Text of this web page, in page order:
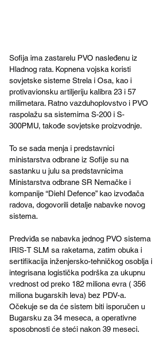
Sofija ima zastarelu PVO nasleđenu iz
Hladnog rata. Kopnena vojska koristi
sovjetske sisteme Strela i Osa, kao i
protivavionsku artiljeriju kalibra 23 i 57
milimetara. Ratno vazduhoplovstvo i PVO
raspolažu sa sistemima S-200 i S-
300PMU, takođe sovjetske proizvodnje.
To se sada menja i predstavnici
ministarstva odbrane iz Sofije su na
sastanku u julu sa predstavnicima
Ministarstva odbrane SR Nemačke i
kompanije “Diehl Defence” kao izvođača
radova, dogovorili detalje nabavke novog
sistema.
Predviđa se nabavka jednog PVO sistema
IRIS-T SLM sa raketama, zatim obuka i
sertifikacija inženjersko-tehničkog osoblja i
integrisana logistička podrška za ukupnu
vrednost od preko 182 miliona evra ( 356
miliona bugarskih leva) bez PDV-a.
Očekuje se da će sistem biti isporučen u
Bugarsku za 34 meseca, a operativne
sposobnosti će steći nakon 39 meseci.